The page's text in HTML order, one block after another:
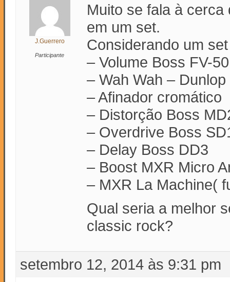
J.Guerrero
Participante
Muito se fala à
em um set.
Considerando um
– Volume Boss FV-
– Wah Wah –
– Afinador cromático
– Distorção Boss
– Overdrive Boss
– Delay Boss DD3
– Boost MXR Micro
– MXR La Machine(
Qual seria a melhor
classic rock?
setembro 12, 2014 às 9:31 pm